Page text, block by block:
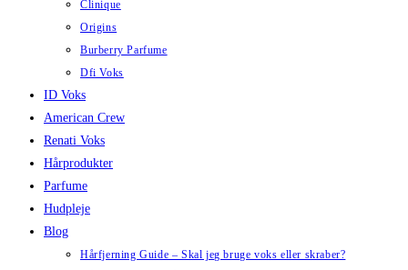
Clinique
Origins
Burberry Parfume
Dfi Voks
ID Voks
American Crew
Renati Voks
Hårprodukter
Parfume
Hudpleje
Blog
Hårfjerning Guide – Skal jeg bruge voks eller skraber?